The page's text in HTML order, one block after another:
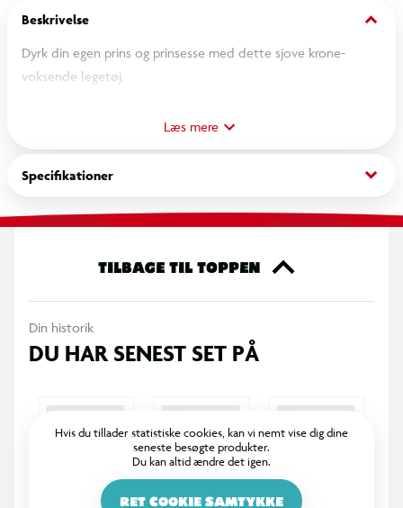
Beskrivelse keyboard_arrow_down
Dyrk din egen prins og prinsesse med dette sjove krone-
voksende legetøj.
OBS! Varen er assorteret, og en specifik variant kan ikke
garanteres.
Læs mere
Specifikationer keyboard_arrow_down
TILBAGE TIL TOPPEN
Din historik
DU HAR SENEST SET PÅ
Hvis du tillader statistiske cookies, kan vi nemt vise dig dine
seneste besøgte produkter.
Du kan altid ændre det igen.
RET COOKIE SAMTYKKE